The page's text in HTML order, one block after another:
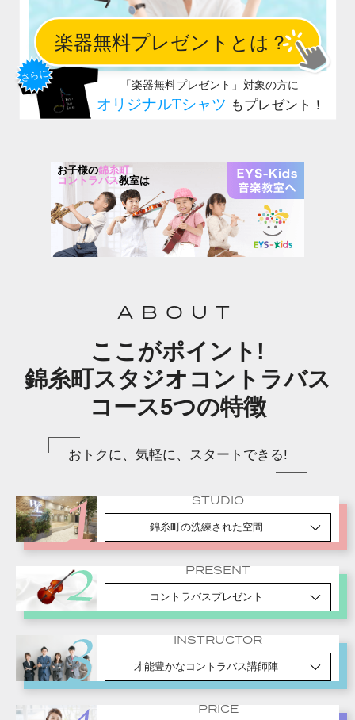
お子様の錦糸町
コントラバス教室は
ABOUT
ここがポイント!
錦糸町スタジオコントラバス
コース5つの特徴
おトクに、気軽に、スタートできる!
STUDIO
錦糸町の洗練された空間
PRESENT
コントラバスプレゼント
INSTRUCTOR
才能豊かなコントラバス講師陣
PRICE